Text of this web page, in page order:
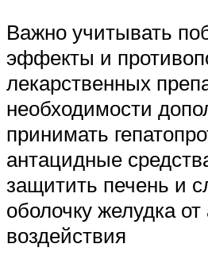
Важно учитывать
эффекты и
лекарственных
необходимости
принимать
антацидные
защитить печень и
оболочку желудка от
воздействия